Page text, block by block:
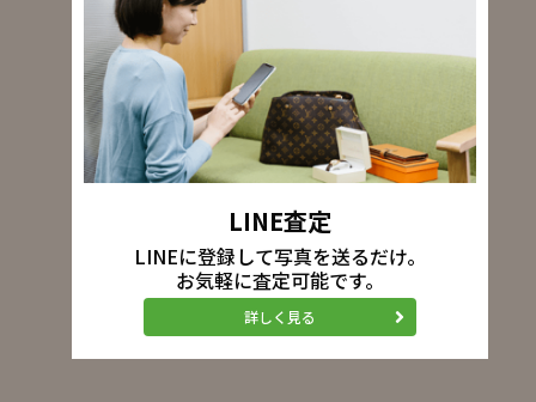
LINE査定
LINEに登録して写真を送るだけ。
お気軽に査定可能です。
詳しく見る